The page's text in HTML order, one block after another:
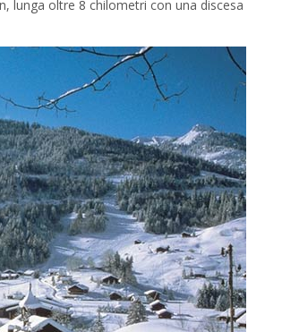
lunga oltre 8 chilometri con una discesa